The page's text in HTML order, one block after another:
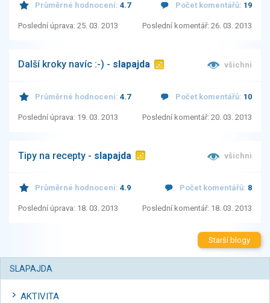
Průměrné hodnocení: 4.7 Počet komentářů: 19
Poslední úprava: 25. 03. 2013 Poslední komentář: 26. 03. 2013
Další kroky navíc :-) - slapajda všichni
Průměrné hodnocení: 4.7 Počet komentářů: 10
Poslední úprava: 19. 03. 2013 Poslední komentář: 20. 03. 2013
Tipy na recepty - slapajda všichni
Průměrné hodnocení: 4.9 Počet komentářů: 8
Poslední úprava: 18. 03. 2013 Poslední komentář: 18. 03. 2013
Starší blogy
SLAPAJDA
AKTIVITA